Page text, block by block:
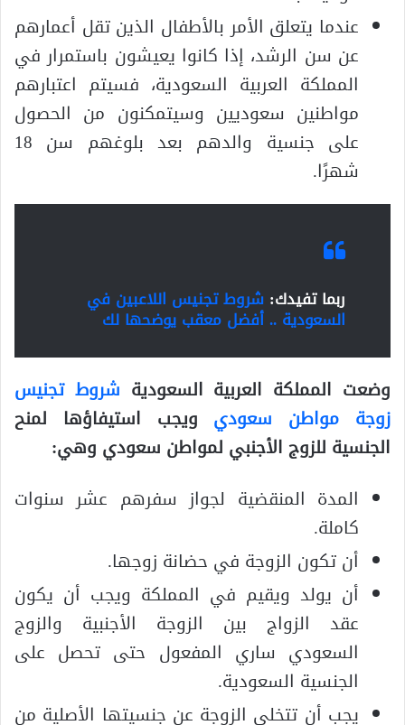
عندما يتعلق الأمر بالأطفال الذين تقل أعمارهم
عن سن الرشد، إذا كانوا يعيشون باستمرار في
المملكة العربية السعودية، فسيتم اعتبارهم
مواطنين سعوديين وسيتمكنون من الحصول
على جنسية والدهم بعد بلوغهم سن 18
شهرًا.
ربما تفيدك: شروط تجنيس اللاعبين في
السعودية .. أفضل معقب يوضحها لك
وضعت المملكة العربية السعودية شروط تجنيس
زوجة مواطن سعودي ويجب استيفاؤها لمنح
الجنسية للزوج الأجنبي لمواطن سعودي وهي:
المدة المنقضية لجواز سفرهم عشر سنوات
كاملة.
أن تكون الزوجة في حضانة زوجها.
أن يولد ويقيم في المملكة ويجب أن يكون
عقد الزواج بين الزوجة الأجنبية والزوج
السعودي ساري المفعول حتى تحصل على
الجنسية السعودية.
يجب أن تتخلى الزوجة عن جنسيتها الأصلية من